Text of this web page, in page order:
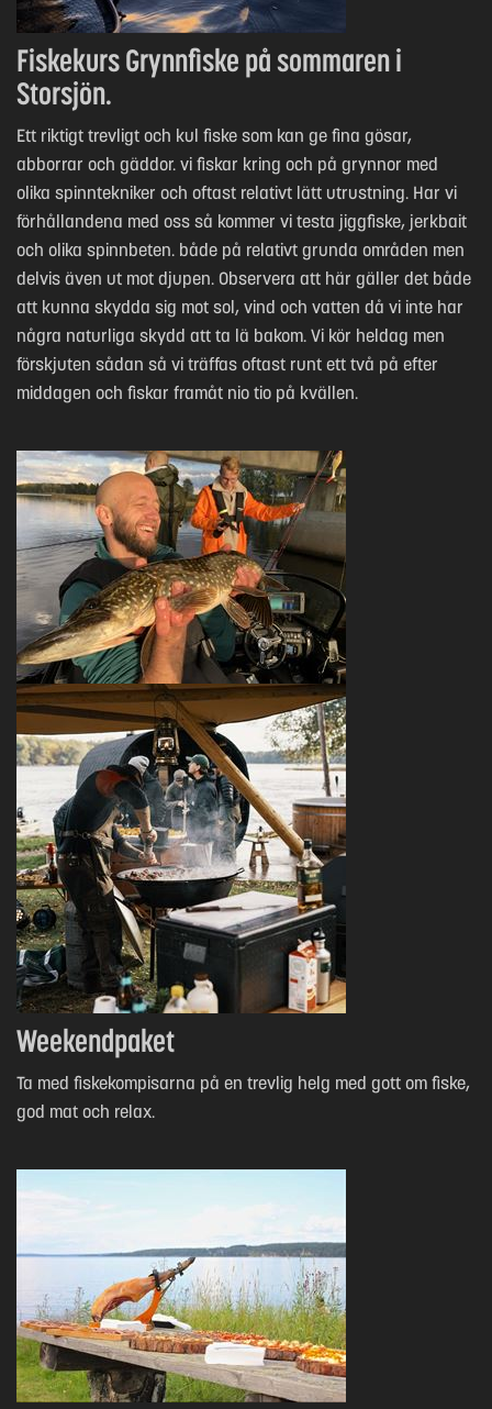
Fiskekurs Grynnfiske på sommaren i
Storsjön.
Ett riktigt trevligt och kul fiske som kan ge fina gösar,
abborrar och gäddor. vi fiskar kring och på grynnor med
olika spinntekniker och oftast relativt lätt utrustning. Har vi
förhållandena med oss så kommer vi testa jiggfiske, jerkbait
och olika spinnbeten. både på relativt grunda områden men
delvis även ut mot djupen. Observera att här gäller det både
att kunna skydda sig mot sol, vind och vatten då vi inte har
några naturliga skydd att ta lä bakom. Vi kör heldag men
förskjuten sådan så vi träffas oftast runt ett två på efter
middagen och fiskar framåt nio tio på kvällen.
Weekendpaket
Ta med fiskekompisarna på en trevlig helg med gott om fiske,
god mat och relax.